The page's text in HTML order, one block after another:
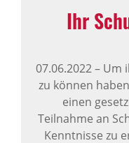
Ihr
07.06.2022–Um
zu können
einen
Teilnahme an
Kenntnisse zu